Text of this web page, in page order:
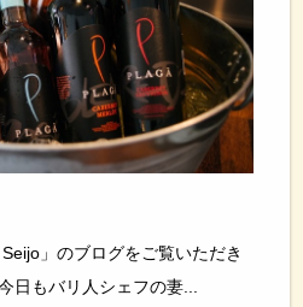
」のブログをご覧いただき
日もバリ人シェフの妻...